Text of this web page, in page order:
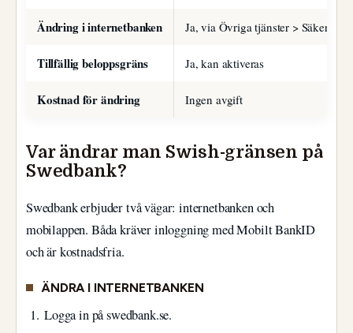
Ändring i internetbanken Ja, via Övriga tjänster > Säkerhet
Tillfällig beloppsgräns Ja, kan aktiveras
Kostnad för ändring Ingen avgift
Var ändrar man Swish-gränsen på
Swedbank?
Swedbank erbjuder två vägar: internetbanken och
mobilappen. Båda kräver inloggning med Mobilt BankID
och är kostnadsfria.
ÄNDRA I INTERNETBANKEN
Logga in på swedbank.se.